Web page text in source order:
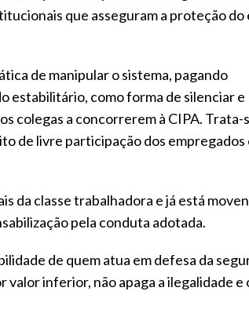
que asseguram a proteção
de manipular o sistema, pagando
estabilitário, como forma de silenciar e
colegas a concorrerem à CIPA. Trata-
de livre participação dos empregados
da classe trabalhadora e já está
pela conduta adotada.
de quem atua em defesa da
valor inferior, não apaga a ilegalidade e